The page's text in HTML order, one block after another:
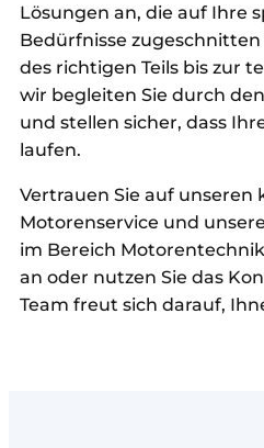
Lösungen an, die auf Ihre
Bedürfnisse zugeschnitten
des richtigen Teils bis zur
wir begleiten Sie durch
und stellen sicher, dass
laufen.
Vertrauen Sie auf unseren
Motorenservice und
im Bereich
an oder nutzen Sie das
Team freut sich darauf,